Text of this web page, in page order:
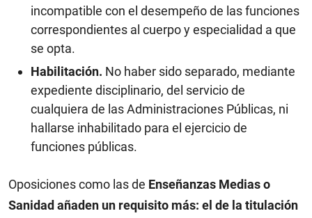
incompatible con el desempeño de las funciones
correspondientes al cuerpo y especialidad a que
se opta.
Habilitación. No haber sido separado, mediante
expediente disciplinario, del servicio de
cualquiera de las Administraciones Públicas, ni
hallarse inhabilitado para el ejercicio de
funciones públicas.
Oposiciones como las de Enseñanzas Medias o
Sanidad añaden un requisito más: el de la titulación